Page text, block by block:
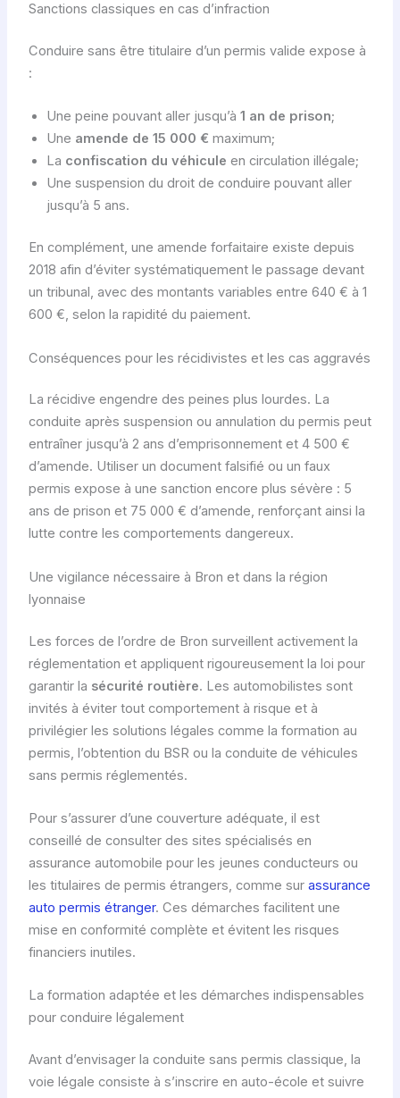
Sanctions classiques en cas d’infraction
Conduire sans être titulaire d’un permis valide expose à
:
Une peine pouvant aller jusqu’à 1 an de prison;
Une amende de 15 000 € maximum;
La confiscation du véhicule en circulation illégale;
Une suspension du droit de conduire pouvant aller
jusqu’à 5 ans.
En complément, une amende forfaitaire existe depuis
2018 afin d’éviter systématiquement le passage devant
un tribunal, avec des montants variables entre 640 € à 1
600 €, selon la rapidité du paiement.
Conséquences pour les récidivistes et les cas aggravés
La récidive engendre des peines plus lourdes. La
conduite après suspension ou annulation du permis peut
entraîner jusqu’à 2 ans d’emprisonnement et 4 500 €
d’amende. Utiliser un document falsifié ou un faux
permis expose à une sanction encore plus sévère : 5
ans de prison et 75 000 € d’amende, renforçant ainsi la
lutte contre les comportements dangereux.
Une vigilance nécessaire à Bron et dans la région
lyonnaise
Les forces de l’ordre de Bron surveillent activement la
réglementation et appliquent rigoureusement la loi pour
garantir la sécurité routière. Les automobilistes sont
invités à éviter tout comportement à risque et à
privilégier les solutions légales comme la formation au
permis, l’obtention du BSR ou la conduite de véhicules
sans permis réglementés.
Pour s’assurer d’une couverture adéquate, il est
conseillé de consulter des sites spécialisés en
assurance automobile pour les jeunes conducteurs ou
les titulaires de permis étrangers, comme sur assurance
auto permis étranger. Ces démarches facilitent une
mise en conformité complète et évitent les risques
financiers inutiles.
La formation adaptée et les démarches indispensables
pour conduire légalement
Avant d’envisager la conduite sans permis classique, la
voie légale consiste à s’inscrire en auto-école et suivre